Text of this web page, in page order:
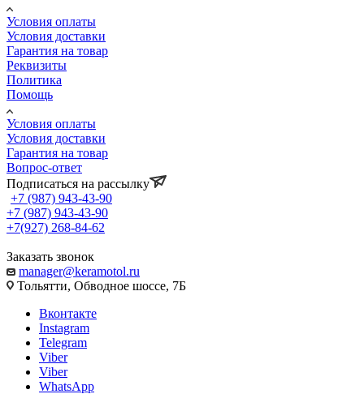
Условия оплаты
Условия доставки
Гарантия на товар
Реквизиты
Политика
Помощь
Условия оплаты
Условия доставки
Гарантия на товар
Вопрос-ответ
Подписаться на рассылку
+7 (987) 943-43-90
+7 (987) 943-43-90
+7(927) 268-84-62
Заказать звонок
manager@keramotol.ru
Тольятти, Обводное шоссе, 7Б
Вконтакте
Instagram
Telegram
Viber
Viber
WhatsApp